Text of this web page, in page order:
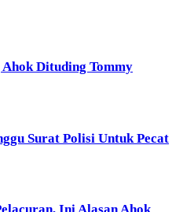
Dituding Tommy
Surat Polisi Untuk Pecat